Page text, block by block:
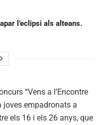
l’eclipsi als alteans.
“Vens a l’Encontre
joves empadronats a
els 16 i els 26 anys, que